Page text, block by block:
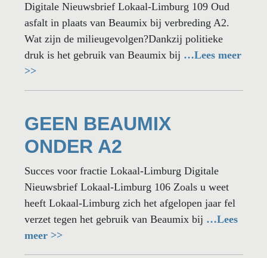
Digitale Nieuwsbrief Lokaal-Limburg 109 Oud
asfalt in plaats van Beaumix bij verbreding A2.
Wat zijn de milieugevolgen?Dankzij politieke
druk is het gebruik van Beaumix bij …Lees meer
>>
GEEN BEAUMIX
ONDER A2
Succes voor fractie Lokaal-Limburg Digitale
Nieuwsbrief Lokaal-Limburg 106 Zoals u weet
heeft Lokaal-Limburg zich het afgelopen jaar fel
verzet tegen het gebruik van Beaumix bij …Lees
meer >>